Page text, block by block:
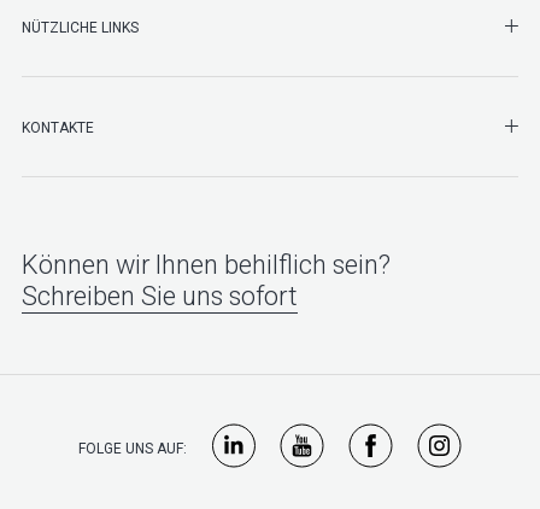
NÜTZLICHE LINKS
KONTAKTE
Können wir Ihnen behilflich sein?
Schreiben Sie uns sofort
FOLGE UNS AUF: